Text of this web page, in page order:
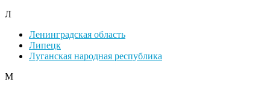
Л
Ленинградская область
Липецк
Луганская народная республика
М